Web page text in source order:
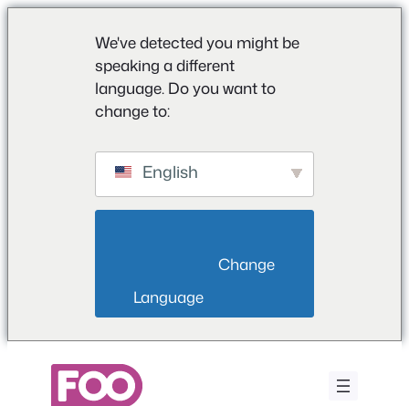
We've detected you might be
speaking a different
language. Do you want to
change to:
English
Language
springen